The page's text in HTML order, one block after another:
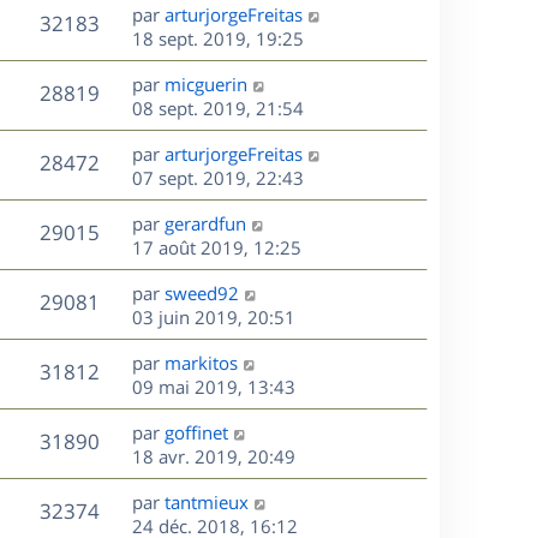
e
s
a
g
e
m
e
s
s
a
g
e
s
i
e
r
m
e
s
s
a
g
e
32183V
u
s
D
e
r
n
i
e
r
m
e
s
s
a
g
e
par arturjorgeFreitas
18 sept. 2019, 19:25
28819V
u
e
D
e
r
n
i
e
r
m
e
s
s
a
g
e
par micguerin
08 sept. 2019, 21:54
28472V
u
D
e
r
n
i
e
r
m
e
s
s
a
g
e
par arturjorgeFreitas
07 sept. 2019, 22:43
29015V
u
s
D
e
r
n
i
e
r
m
e
s
s
a
g
par gerardfun
17 août 2019, 12:25
29081
u
e
s
D
e
r
n
i
e
r
m
e
s
s
par sweed92
03 juin 2019, 20:51
31812V
u
D
e
r
n
i
e
r
m
par markitos
09 mai 2019, 13:43
31890V
u
D
e
r
n
i
par goffinet
18 avr. 2019, 20:49
32374V
D
e
par tantmieux
24 déc. 2018, 16:12